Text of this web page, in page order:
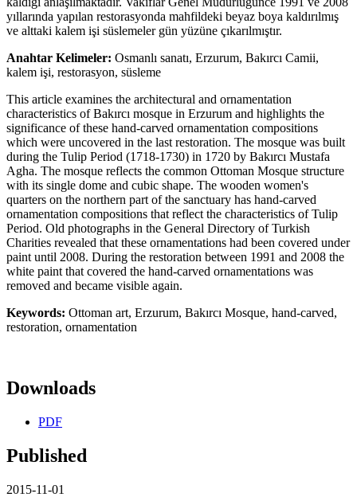
yıllarında yapılan restorasyonda mahfildeki beyaz boya kaldırılmış
ve alttaki kalem işi süslemeler gün yüzüne çıkarılmıştır.
Anahtar Kelimeler: Osmanlı sanatı, Erzurum, Bakırcı Camii,
kalem işi, restorasyon, süsleme
This article examines the architectural and ornamentation
characteristics of Bakırcı mosque in Erzurum and highlights the
significance of these hand-carved ornamentation compositions
which were uncovered in the last restoration. The mosque was built
during the Tulip Period (1718-1730) in 1720 by Bakırcı Mustafa
Agha. The mosque reflects the common Ottoman Mosque structure
with its single dome and cubic shape. The wooden women's
quarters on the northern part of the sanctuary has hand-carved
ornamentation compositions that reflect the characteristics of Tulip
Period. Old photographs in the General Directory of Turkish
Charities revealed that these ornamentations had been covered under
paint until 2008. During the restoration between 1991 and 2008 the
white paint that covered the hand-carved ornamentations was
removed and became visible again.
Keywords: Ottoman art, Erzurum, Bakırcı Mosque, hand-carved,
restoration, ornamentation
Downloads
PDF
Published
2015-11-01